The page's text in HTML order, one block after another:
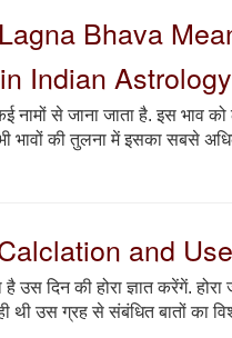
Lagna Bhava
Indian Astrology
नामों से जाना जाता है. इस भाव
भावों की तुलना में इसका सबसे
Calclation and
दिन की होरा ज्ञात करेंगें.
थी उस ग्रह से संबंधित बातों का